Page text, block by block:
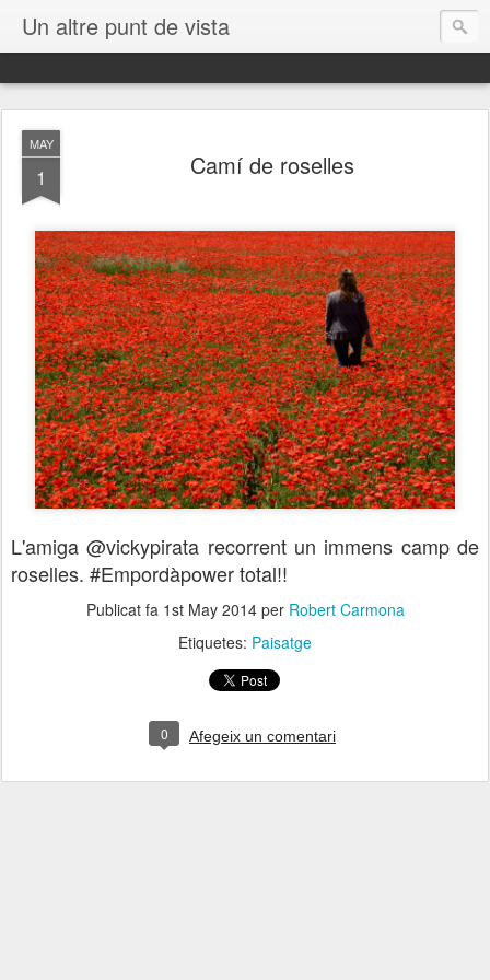
Un altre punt de vista
MAY
1 Camí de roselles
L'amiga @vickypirata recorrent un immens camp de
roselles. #Empordàpower total!!
Publicat fa 1st May 2014per Robert Carmona
Etiquetes: Paisatge
0 Afegeix un comentari